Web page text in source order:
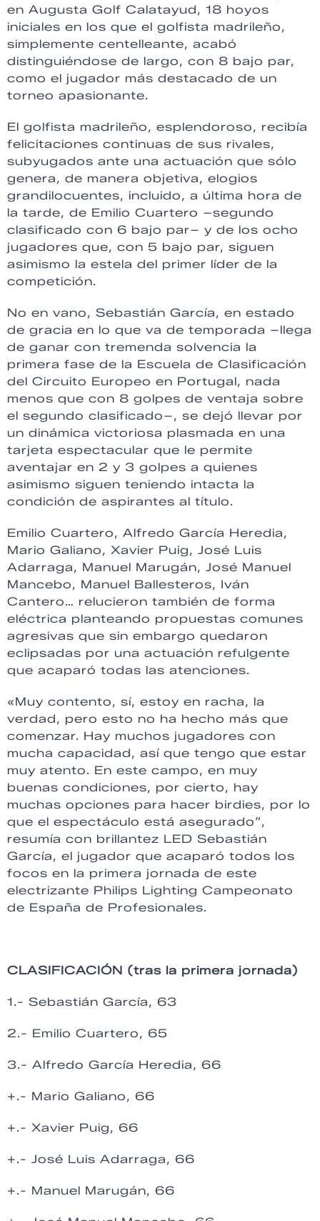
en Augusta Golf Calatayud, 18 hoyos
iniciales en los que el golfista madrileño,
simplemente centelleante, acabó
distinguiéndose de largo, con 8 bajo par,
como el jugador más destacado de un
torneo apasionante.
El golfista madrileño, esplendoroso, recibía
felicitaciones continuas de sus rivales,
subyugados ante una actuación que sólo
genera, de manera objetiva, elogios
grandilocuentes, incluido, a última hora de
la tarde, de Emilio Cuartero –segundo
clasificado con 6 bajo par– y de los ocho
jugadores que, con 5 bajo par, siguen
asimismo la estela del primer líder de la
competición.
No en vano, Sebastián García, en estado
de gracia en lo que va de temporada –llega
de ganar con tremenda solvencia la
primera fase de la Escuela de Clasificación
del Circuito Europeo en Portugal, nada
menos que con 8 golpes de ventaja sobre
el segundo clasificado–, se dejó llevar por
un dinámica victoriosa plasmada en una
tarjeta espectacular que le permite
aventajar en 2 y 3 golpes a quienes
asimismo siguen teniendo intacta la
condición de aspirantes al título.
Emilio Cuartero, Alfredo García Heredia,
Mario Galiano, Xavier Puig, José Luis
Adarraga, Manuel Marugán, José Manuel
Mancebo, Manuel Ballesteros, Iván
Cantero… relucieron también de forma
eléctrica planteando propuestas comunes
agresivas que sin embargo quedaron
eclipsadas por una actuación refulgente
que acaparó todas las atenciones.
«Muy contento, sí, estoy en racha, la
verdad, pero esto no ha hecho más que
comenzar. Hay muchos jugadores con
mucha capacidad, así que tengo que estar
muy atento. En este campo, en muy
buenas condiciones, por cierto, hay
muchas opciones para hacer birdies, por lo
que el espectáculo está asegurado”,
resumía con brillantez LED Sebastián
García, el jugador que acaparó todos los
focos en la primera jornada de este
electrizante Philips Lighting Campeonato
de España de Profesionales.
CLASIFICACIÓN (tras la primera jornada)
1.- Sebastián García, 63
2.- Emilio Cuartero, 65
3.- Alfredo García Heredia, 66
+.- Mario Galiano, 66
+.- Xavier Puig, 66
+.- José Luis Adarraga, 66
+.- Manuel Marugán, 66